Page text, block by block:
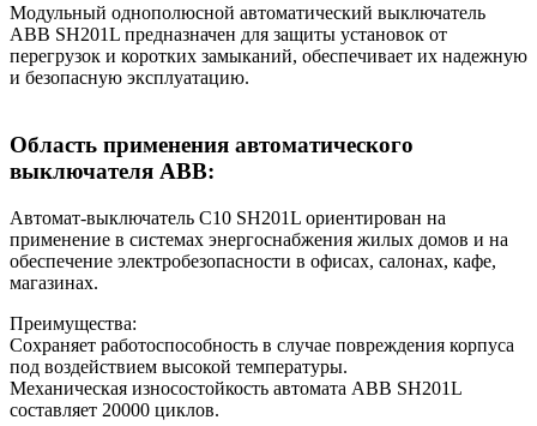
Модульный однополюсной автоматический выключатель
ABB SH201L предназначен для защиты установок от
перегрузок и коротких замыканий, обеспечивает их надежную
и безопасную эксплуатацию.
Область применения автоматического
выключателя ABB:
Автомат-выключатель C10 SH201L ориентирован на
применение в системах энергоснабжения жилых домов и на
обеспечение электробезопасности в офисах, салонах, кафе,
магазинах.
Преимущества:
Сохраняет работоспособность в случае повреждения корпуса
под воздействием высокой температуры.
Механическая износостойкость автомата ABB SH201L
составляет 20000 циклов.